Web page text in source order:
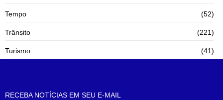
Tempo (52)
Trânsito (221)
Turismo (41)
RECEBA NOTÍCIAS EM SEU E-MAIL